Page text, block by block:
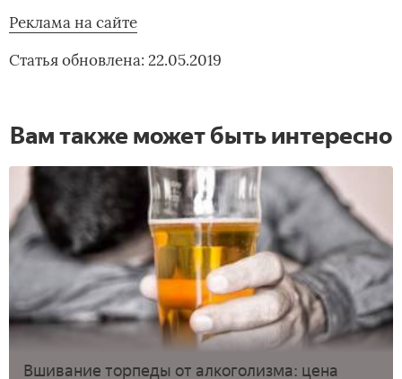
Реклама на сайте
Статья обновлена: 22.05.2019
Вам также может быть интересно
Вшивание торпеды от алкоголизма: цена